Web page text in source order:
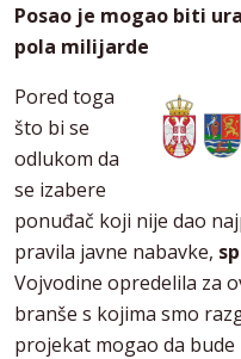
Posao je mogao biti
pola milijarde
Pored toga
što bi se
odlukom da
se izabere
ponuđač koji nije dao
pravila javne nabavke,
Vojvodine opredelila za
branše s kojima smo
projekat mogao da